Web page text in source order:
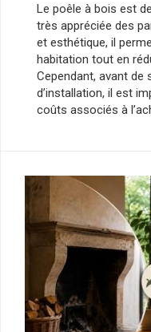
Le poêle à bois est
très appréciée des
et esthétique, il
habitation tout en
Cependant, avant de
d’installation, il est
coûts associés à